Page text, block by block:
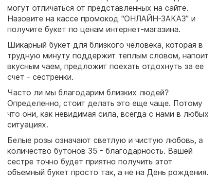
могут отличаться от представленных на сайте.
Назовите на кассе промокод “ОНЛАЙН-ЗАКАЗ” и
получите букет по ценам интернет-магазина.
Шикарный букет для близкого человека, которая в
трудную минуту поддержит теплым словом, напоит
вкусным чаем, предложит поехать отдохнуть за ее
счет - сестренки.
Часто ли мы благодарим близких людей?
Определенно, стоит делать это еще чаще. Потому
что они, как невидимая сила, всегда с нами в любых
ситуациях.
Белые розы означают светлую и чистую любовь, а
количество бутонов 35 - благодарность. Вашей
сестре точно будет приятно получить этот
объемный букет просто так, а не на День рождения.